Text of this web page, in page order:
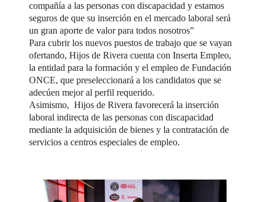
compañía a las personas con discapacidad y estamos
seguros de que su inserción en el mercado laboral será
un gran aporte de valor para todos nosotros”
Para cubrir los nuevos puestos de trabajo que se vayan
ofertando, Hijos de Rivera cuenta con Inserta Empleo,
la entidad para la formación y el empleo de Fundación
ONCE, que preseleccionará a los candidatos que se
adecúen mejor al perfil requerido.
Asimismo, Hijos de Rivera favorecerá la inserción
laboral indirecta de las personas con discapacidad
mediante la adquisición de bienes y la contratación de
servicios a centros especiales de empleo.